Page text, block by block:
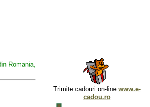
Romania,
Trimite cadouri on-line www.e-
cadou.ro